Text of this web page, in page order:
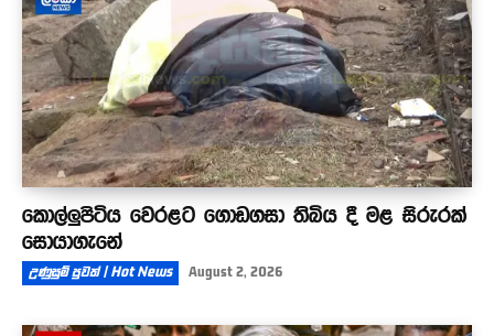
කොල්ලුපිටිය වෙරළට ගොඩගසා තිබිය දී මළ සිරුරක්
සොයාගැනේ
උණුසුම් පුවත් | Hot News August 2, 2026